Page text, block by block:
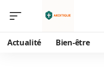
Actualité Bien-être